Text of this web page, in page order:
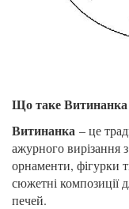
Що таке Витинанка
Витинанка – це
ажурного вирізання
орнаменти, фігурки
сюжетні композиції
печей.